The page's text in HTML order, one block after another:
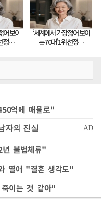
억에 매물로"
불법체류"
열애 "결혼 생각도"
이는 것 같아"